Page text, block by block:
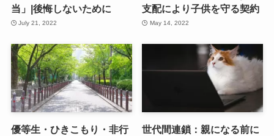
当」|後悔しないために
July 21, 2022
支配により子供を守る契約
May 14, 2022
優等生・ひきこもり・非行
世代間連鎖：親になる前に